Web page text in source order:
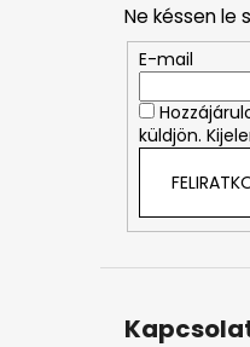
Ne késsen le
E-mail
küldjön.